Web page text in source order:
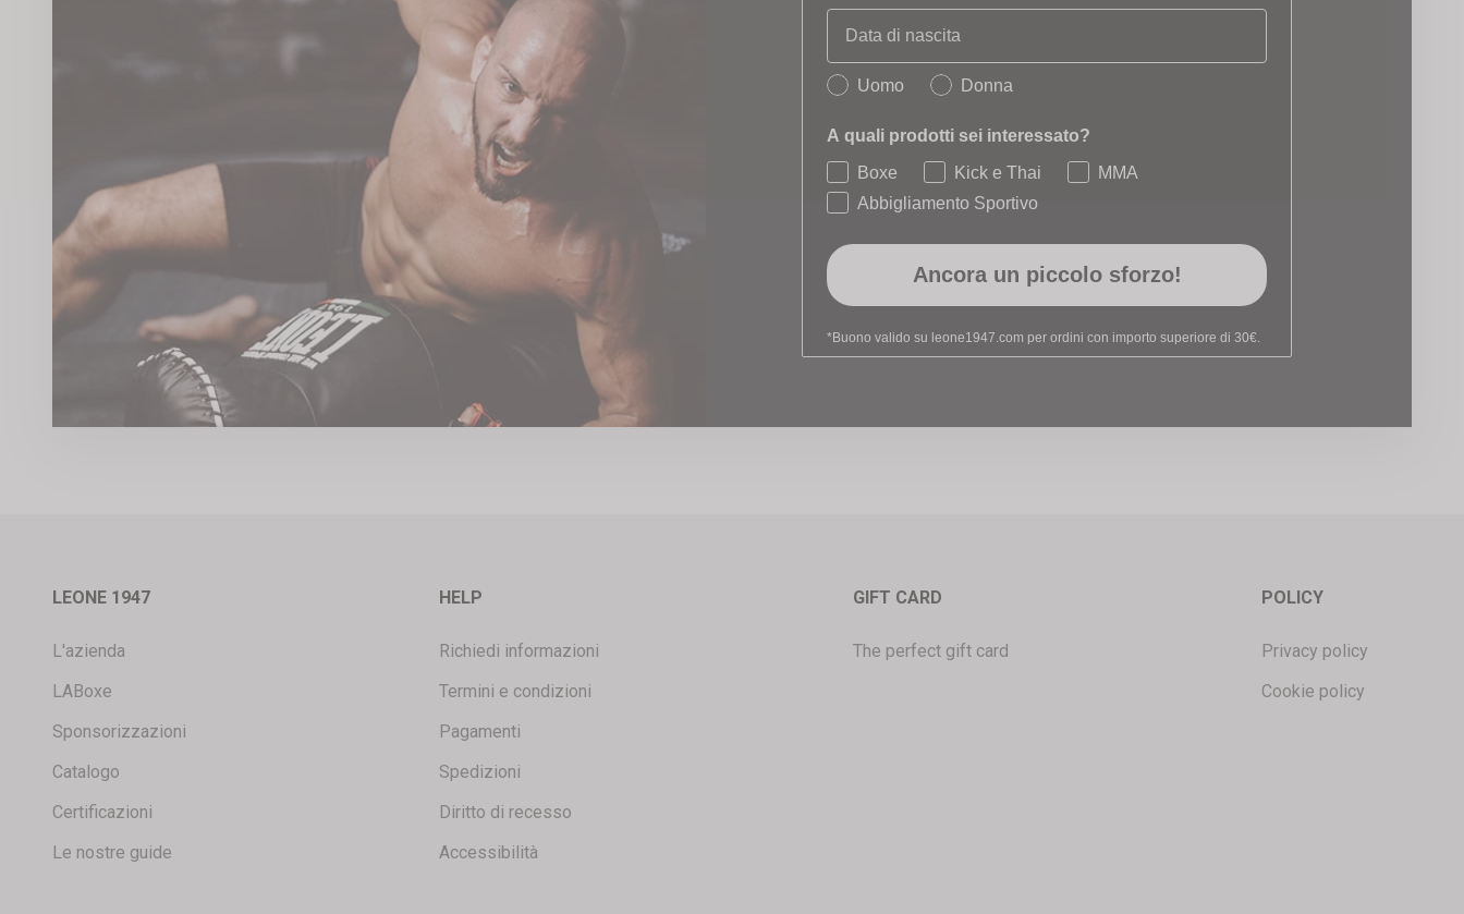
Birthday
Quale collezione ti interessa?
Uomo Donna
A quali prodotti sei interessato?
Boxe
Kick e Thai
MMA
Abbigliamento Sportivo
Ancora un piccolo sforzo!
*Buono valido su leone1947.com per ordini con importo superiore di 30€.
LEONE 1947
L'azienda
LABoxe
Sponsorizzazioni
Catalogo
Certificazioni
Le nostre guide
HELP
Richiedi informazioni
Termini e condizioni
Pagamenti
Spedizioni
Diritto di recesso
Accessibilità
GIFT CARD
The perfect gift card
POLICY
Privacy policy
Cookie policy